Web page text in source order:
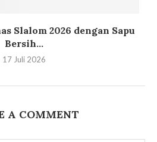
Slalom 2026 dengan Sapu
Bersih...
17 Juli 2026
A COMMENT